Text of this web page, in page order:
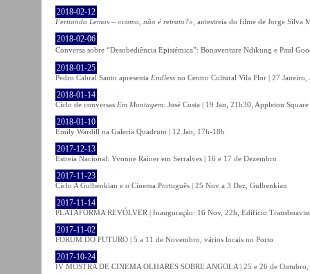
2018-02-12
Fernando Lemos – «como, não é retrato?» , antestreia do filme de Jorge Silva
2018-02-06
Conversa sobre “Desobediência Epistémica”: Bonaventure Ndikung e Paul
2018-01-25
Pedro Cabral Santo apresenta Endless no Centro Cultural Vila Flor | 27 Janeiro,
2018-01-14
Ciclo de conversas Em Montagem: José Costa | 19 Jan, 21h30, Appleton Square
2018-01-10
Emily Wardill na Galeria Quadrum | 12 Jan, 17h-18h
2017-12-13
Estreia Nacional: Yvonne Rainer em Serralves | 16 e 17 de Dezembro
2017-11-23
Ciclo A Gulbenkian e o Cinema Português | 25 Nov a 3 Dez, Gulbenkian
2017-11-14
PLATAFORMA REVÓLVER | Inauguração: 16 Nov, 22h, Edifício
2017-11-02
FÓRUM DO FUTURO | 5 a 11 de Novembro, vários locais no Porto
2017-10-24
IV MOSTRA DE CINEMA OLHARES SOBRE ANGOLA | 25 e 26 de